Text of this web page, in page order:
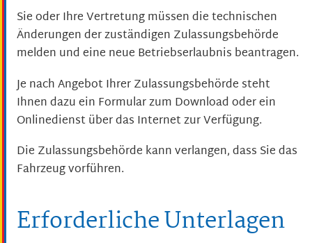
Sie oder Ihre Vertretung müssen die technischen
Änderungen der zuständigen Zulassungsbehörde
melden und eine neue Betriebserlaubnis beantragen.
Je nach Angebot Ihrer Zulassungsbehörde steht
Ihnen dazu ein Formular zum Download oder ein
Onlinedienst über das Internet zur Verfügung.
Die Zulassungsbehörde kann verlangen, dass Sie das
Fahrzeug vorführen.
Erforderliche Unterlagen